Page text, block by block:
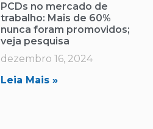
PCDs no mercado de
trabalho: Mais de 60%
nunca foram promovidos;
veja pesquisa
dezembro 16, 2024
Leia Mais »